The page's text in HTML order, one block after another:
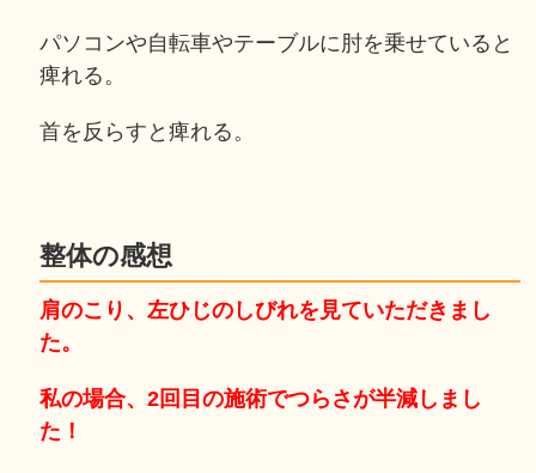
パソコンや自転車やテーブルに肘を乗せていると
痺れる。
首を反らすと痺れる。
整体の感想
肩のこり、左ひじのしびれを見ていただきまし
た。
私の場合、2回目の施術でつらさが半減しまし
た！